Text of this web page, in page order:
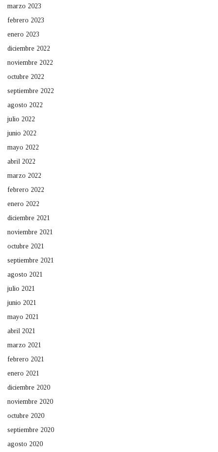
marzo 2023
febrero 2023
enero 2023
diciembre 2022
noviembre 2022
octubre 2022
septiembre 2022
agosto 2022
julio 2022
junio 2022
mayo 2022
abril 2022
marzo 2022
febrero 2022
enero 2022
diciembre 2021
noviembre 2021
octubre 2021
septiembre 2021
agosto 2021
julio 2021
junio 2021
mayo 2021
abril 2021
marzo 2021
febrero 2021
enero 2021
diciembre 2020
noviembre 2020
octubre 2020
septiembre 2020
agosto 2020